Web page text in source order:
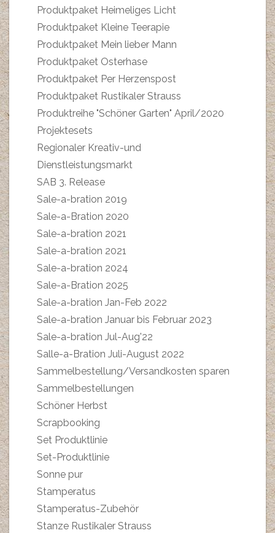
Produktpaket Heimeliges Licht
Produktpaket Kleine Teerapie
Produktpaket Mein lieber Mann
Produktpaket Osterhase
Produktpaket Per Herzenspost
Produktpaket Rustikaler Strauss
Produktreihe "Schöner Garten" April/2020
Projektesets
Regionaler Kreativ-und
Dienstleistungsmarkt
SAB 3. Release
Sale-a-bration 2019
Sale-a-Bration 2020
Sale-a-bration 2021
Sale-a-bration 2021
Sale-a-bration 2024
Sale-a-Bration 2025
Sale-a-bration Jan-Feb 2022
Sale-a-bration Januar bis Februar 2023
Sale-a-bration Jul-Aug'22
Salle-a-Bration Juli-August 2022
Sammelbestellung/Versandkosten sparen
Sammelbestellungen
Schöner Herbst
Scrapbooking
Set Produktlinie
Set-Produktlinie
Sonne pur
Stamperatus
Stamperatus-Zubehör
Stanze Rustikaler Strauss